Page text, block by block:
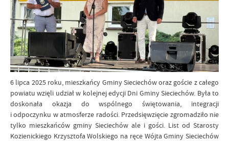
6 lipca 2025 roku, mieszkańcy Gminy Sieciechów oraz goście z całego
powiatu wzięli udział w kolejnej edycji Dni Gminy Sieciechów. Była to
doskonała okazja do wspólnego świętowania, integracji
i odpoczynku w atmosferze radości. Przedsięwzięcie zgromadziło nie
tylko mieszkańców gminy Sieciechów ale i gości. List od Starosty
Kozienickiego Krzysztofa Wolskiego na ręce Wójta Gminy Sieciechów